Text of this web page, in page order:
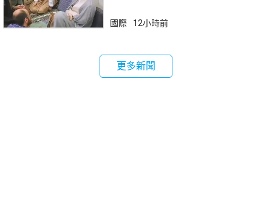
國際 12小時前
更多新聞